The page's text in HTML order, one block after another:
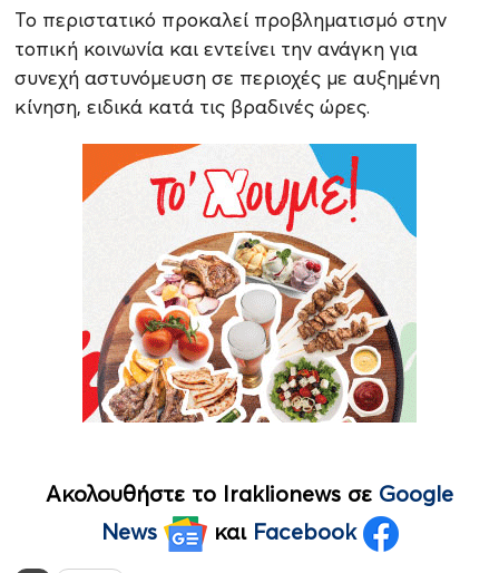
Το περιστατικό προκαλεί προβληματισμό στην
τοπική κοινωνία και εντείνει την ανάγκη για
συνεχή αστυνόμευση σε περιοχές με αυξημένη
κίνηση, ειδικά κατά τις βραδινές ώρες.
Ακολουθήστε το Iraklionews σε Google
News
και Facebook